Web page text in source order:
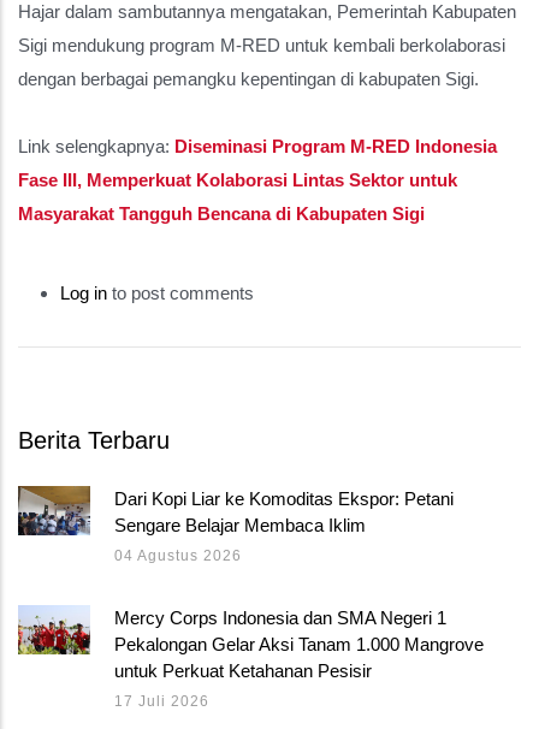
Hajar dalam sambutannya mengatakan, Pemerintah Kabupaten
Sigi mendukung program M-RED untuk kembali berkolaborasi
dengan berbagai pemangku kepentingan di kabupaten Sigi.
Link selengkapnya: Diseminasi Program M-RED Indonesia
Fase III, Memperkuat Kolaborasi Lintas Sektor untuk
Masyarakat Tangguh Bencana di Kabupaten Sigi
Log in to post comments
Berita Terbaru
Dari Kopi Liar ke Komoditas Ekspor: Petani
Sengare Belajar Membaca Iklim
04 Agustus 2026
Mercy Corps Indonesia dan SMA Negeri 1
Pekalongan Gelar Aksi Tanam 1.000 Mangrove
untuk Perkuat Ketahanan Pesisir
17 Juli 2026